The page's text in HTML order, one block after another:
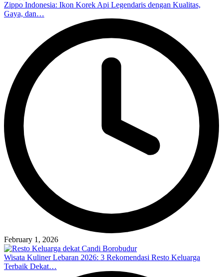
Zippo Indonesia: Ikon Korek Api Legendaris dengan Kualitas,
Gaya, dan…
February 1, 2026
Wisata Kuliner Lebaran 2026: 3 Rekomendasi Resto Keluarga
Terbaik Dekat…